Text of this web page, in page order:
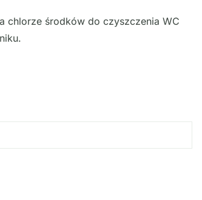
chlorze środków do czyszczenia WC